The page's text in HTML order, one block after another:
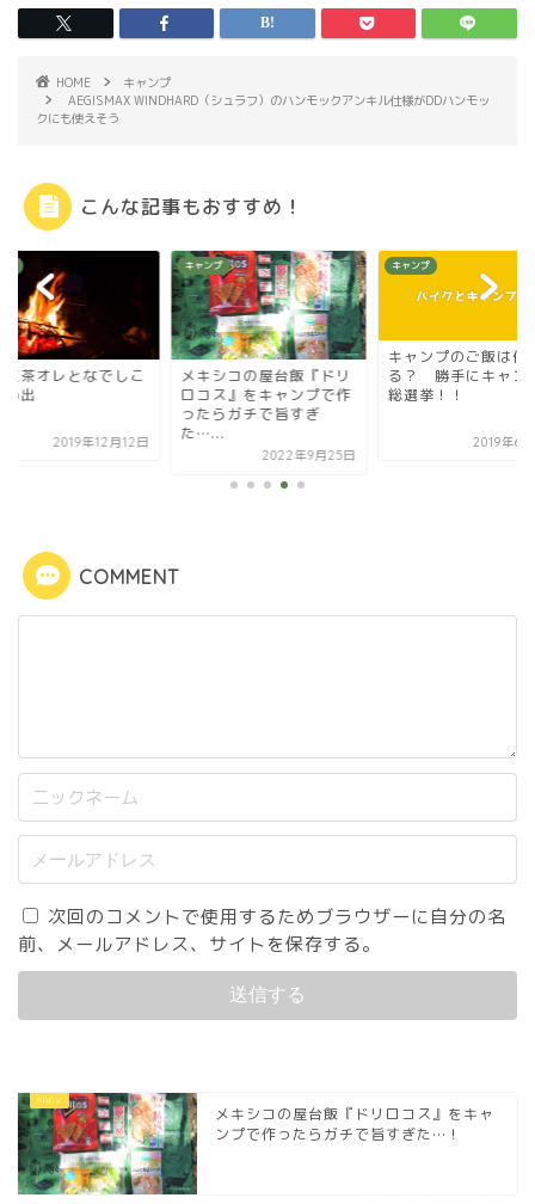
HOME
キャンプ
AEGISMAX WINDHARD（シュラフ）のハンモックアンキル仕様がDDハンモッ
クにも使えそう
こんな記事もおすすめ！
紅茶オレとなでしこ
い出
2019年12月12日
キャンプ
メキシコの屋台飯『ドリ
ロコス』をキャンプで作
ったらガチで旨すぎ
た…...
2022年9月25日
キャンプ
キャンプのご飯は何
る？ 勝手にキャン
総選挙！！
2019年6
COMMENT
次回のコメントで使用するためブラウザーに自分の名
前、メールアドレス、サイトを保存する。
メキシコの屋台飯『ドリロコス』をキャ
ンプで作ったらガチで旨すぎた…！